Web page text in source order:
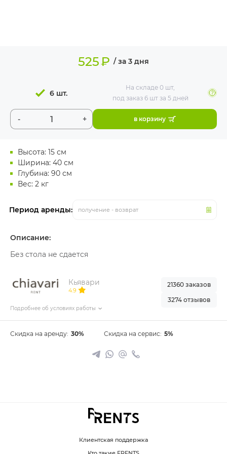
Высота: 15 см
Ширина: 40 см
Глубина: 90 см
Вес: 2 кг
Период аренды: получение - возврат
525₽ / за 3 дня
- +
6 шт.
На складе0 шт,
под заказ 6 штза 5 дней
в корзину
Описание:
Без стола не сдается
Кьявари
4.9
Подробнее об условиях работы
21360 заказов
3274 отзывов
Скидка на аренду: 30% Скидка на сервис: 5%
Клиентская поддержка